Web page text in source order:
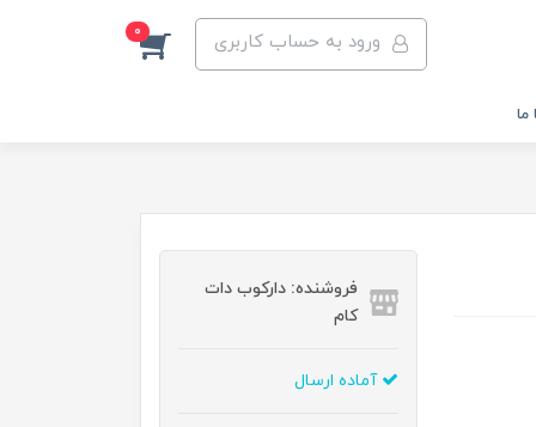
ورود به حساب کاربری 0
ما
فروشنده: دارکوب دات
کام
آماده ارسال